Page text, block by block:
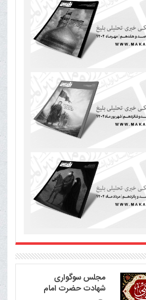
مجلس سوگواری
شهادت حضرت امام